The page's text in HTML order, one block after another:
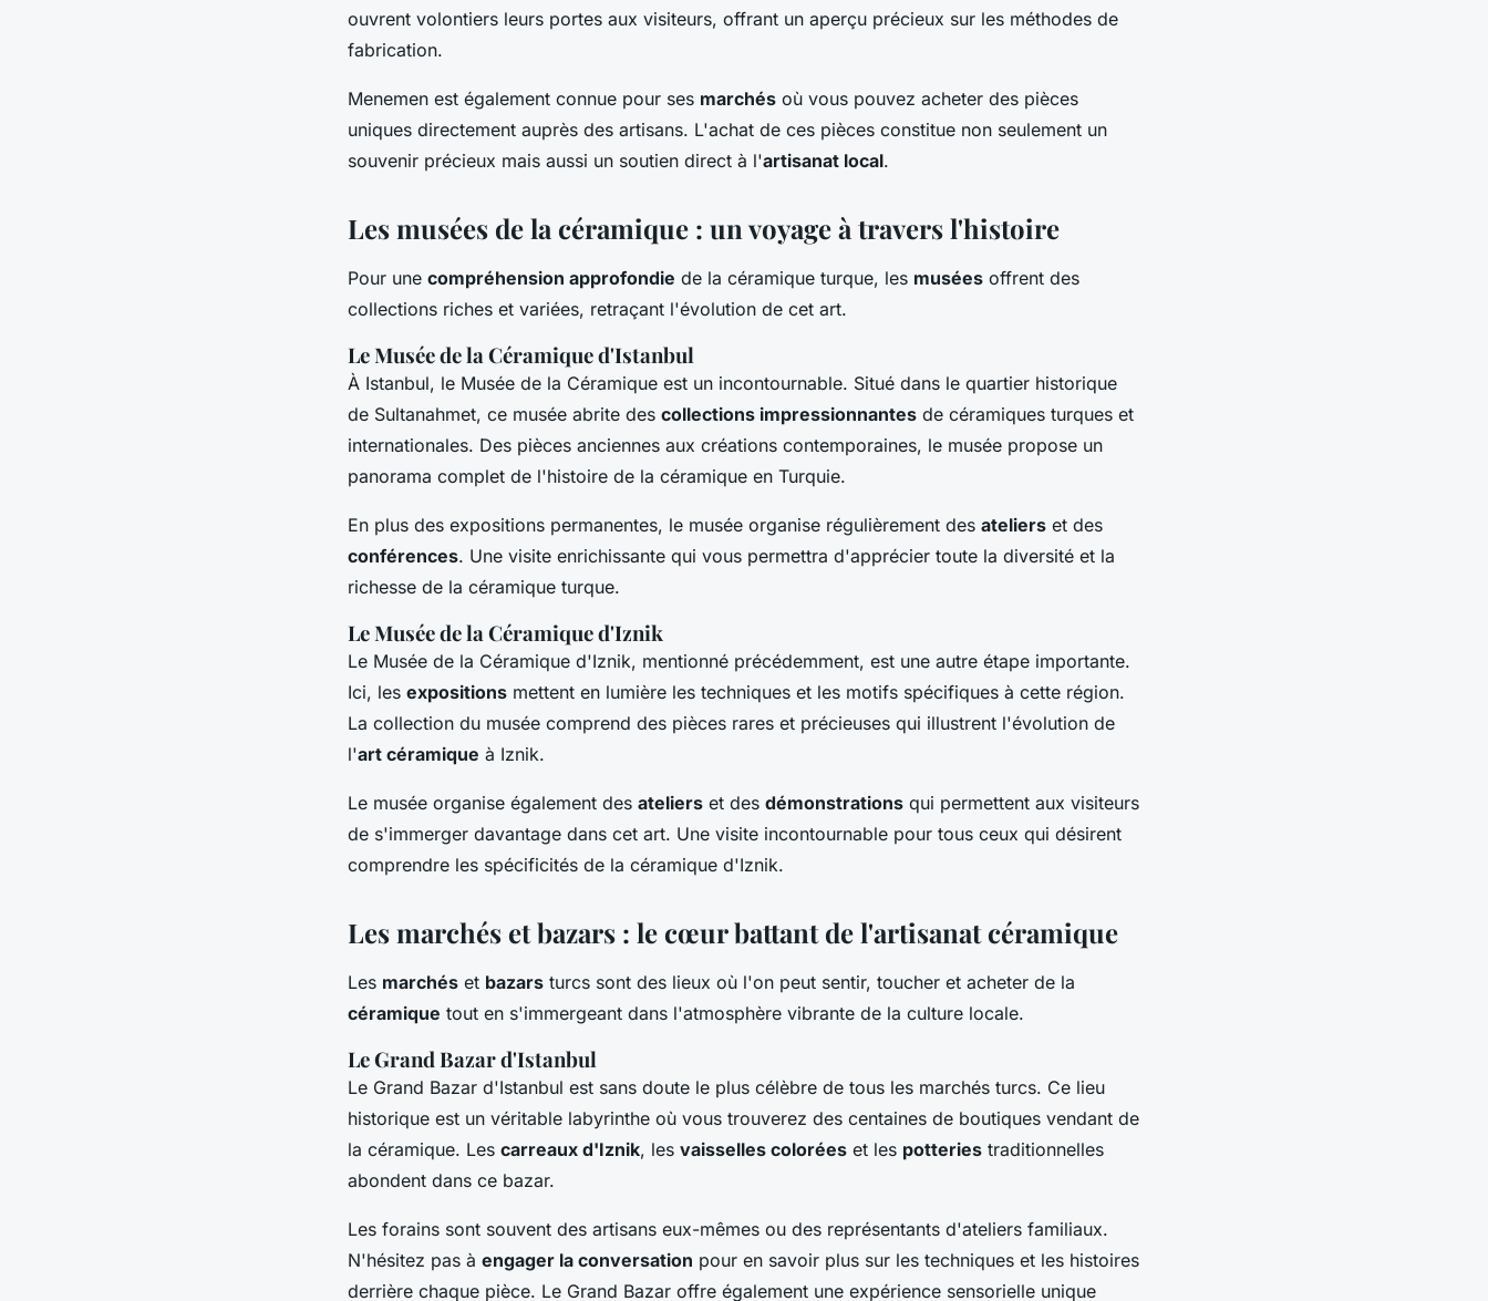
ouvrent volontiers leurs portes aux visiteurs, offrant un aperçu précieux sur les méthodes de
fabrication.
Menemen est également connue pour ses marchés où vous pouvez acheter des pièces
uniques directement auprès des artisans. L'achat de ces pièces constitue non seulement un
souvenir précieux mais aussi un soutien direct à l'artisanat local.
Les musées de la céramique : un voyage à travers l'histoire
Pour une compréhension approfondie de la céramique turque, les musées offrent des
collections riches et variées, retraçant l'évolution de cet art.
Le Musée de la Céramique d'Istanbul
À Istanbul, le Musée de la Céramique est un incontournable. Situé dans le quartier historique
de Sultanahmet, ce musée abrite des collections impressionnantes de céramiques turques et
internationales. Des pièces anciennes aux créations contemporaines, le musée propose un
panorama complet de l'histoire de la céramique en Turquie.
En plus des expositions permanentes, le musée organise régulièrement des ateliers et des
conférences. Une visite enrichissante qui vous permettra d'apprécier toute la diversité et la
richesse de la céramique turque.
Le Musée de la Céramique d'Iznik
Le Musée de la Céramique d'Iznik, mentionné précédemment, est une autre étape importante.
Ici, les expositions mettent en lumière les techniques et les motifs spécifiques à cette région.
La collection du musée comprend des pièces rares et précieuses qui illustrent l'évolution de
l'art céramique à Iznik.
Le musée organise également des ateliers et des démonstrations qui permettent aux visiteurs
de s'immerger davantage dans cet art. Une visite incontournable pour tous ceux qui désirent
comprendre les spécificités de la céramique d'Iznik.
Les marchés et bazars : le cœur battant de l'artisanat céramique
Les marchés et bazars turcs sont des lieux où l'on peut sentir, toucher et acheter de la
céramique tout en s'immergeant dans l'atmosphère vibrante de la culture locale.
Le Grand Bazar d'Istanbul
Le Grand Bazar d'Istanbul est sans doute le plus célèbre de tous les marchés turcs. Ce lieu
historique est un véritable labyrinthe où vous trouverez des centaines de boutiques vendant de
la céramique. Les carreaux d'Iznik, les vaisselles colorées et les potteries traditionnelles
abondent dans ce bazar.
Les forains sont souvent des artisans eux-mêmes ou des représentants d'ateliers familiaux.
N'hésitez pas à engager la conversation pour en savoir plus sur les techniques et les histoires
derrière chaque pièce. Le Grand Bazar offre également une expérience sensorielle unique